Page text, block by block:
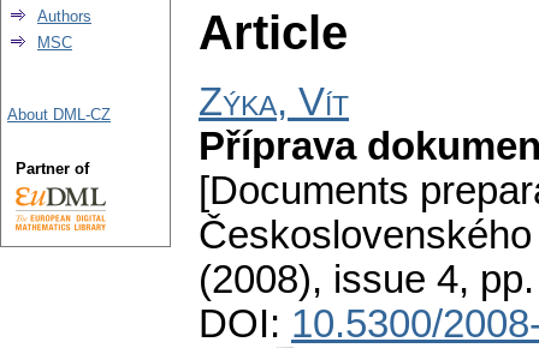
Article
Zýka, Vít
Příprava
[Documents
(2008), issue 4,
DOI: 10.5300/
Authors
MSC
About DML-CZ
Partner of